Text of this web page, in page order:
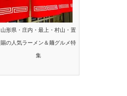
山形県・庄内・最上・村山・置
賜の人気ラーメン＆麺グルメ特
集